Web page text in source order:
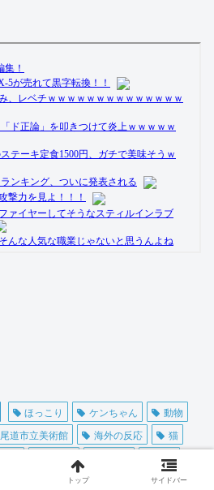
ほっこり ケンちゃん
動物
尾道市立美術館 海外の反応
猫
黒猫
トップ サイドバー